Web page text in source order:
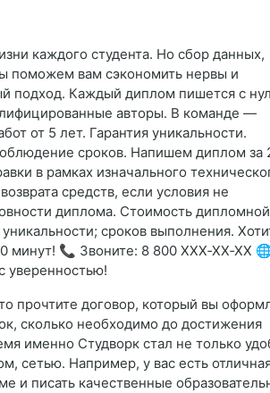
каждого студента. Но сбор данных,
поможем вам сэкономить нервы и
подход. Каждый диплом пишется с
авторы. В команде —
от 5 лет. Гарантия уникальности.
сроков. Напишем диплом за
в рамках изначального
средств, если условия не
диплома. Стоимость дипломной
сроков выполнения.
минут! 📞 Звоните: 8 800 XXX‑XX‑XX
уверенностью!
прочтите договор, который вы
сколько необходимо до достижения
именно Студворк стал не только
сетью. Например, у вас есть
и писать качественные